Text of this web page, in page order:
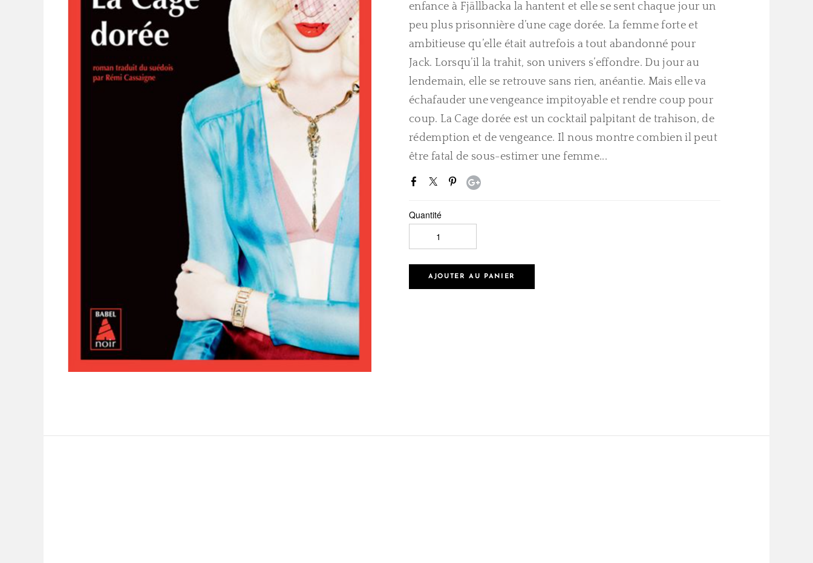
enfance à Fjällbacka la hantent et elle se sent chaque jour un
peu plus prisonnière d’une cage dorée. La femme forte et
ambitieuse qu’elle était autrefois a tout abandonné pour
Jack. Lorsqu’il la trahit, son univers s’effondre. Du jour au
lendemain, elle se retrouve sans rien, anéantie. Mais elle va
échafauder une vengeance impitoyable et rendre coup pour
coup. La Cage dorée est un cocktail palpitant de trahison, de
rédemption et de vengeance. Il nous montre combien il peut
être fatal de sous-estimer une femme...
Quantité
AJOUTER AU PANIER